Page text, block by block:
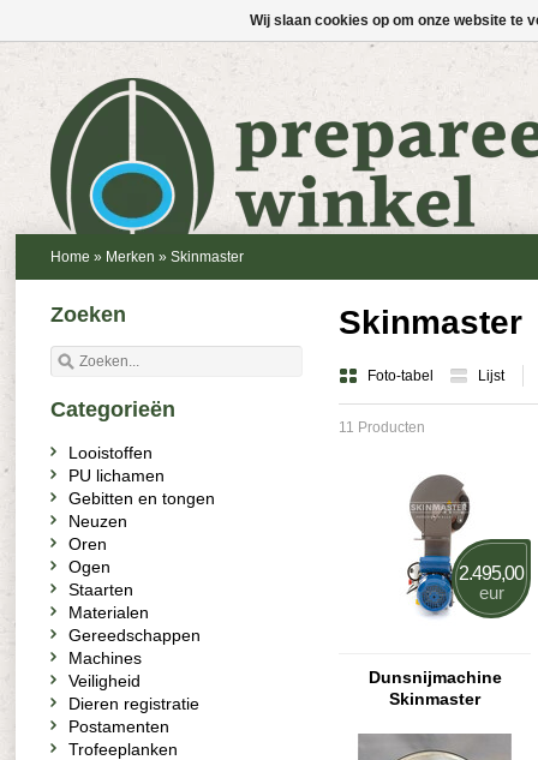
Home » Merken » Skinmaster
Skinmaster
Foto-tabel Lijst
11 Producten
2.495,00
eur
Dunsnijmachine
Skinmaster
Zoeken
Categorieën
Looistoffen
PU lichamen
Gebitten en tongen
Neuzen
Oren
Ogen
Staarten
Materialen
Gereedschappen
Machines
Veiligheid
Dieren registratie
Postamenten
Trofeeplanken
Wij slaan cookies op om onze website te